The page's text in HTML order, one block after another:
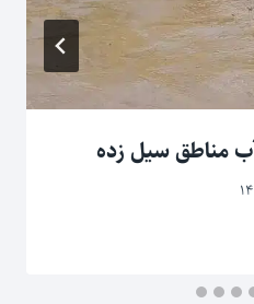
مناطق سیل زده